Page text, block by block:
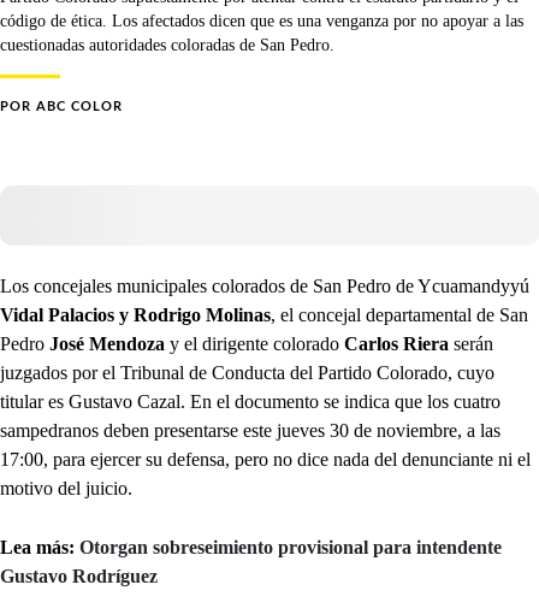
código de ética. Los afectados dicen que es una venganza por no apoyar a las
cuestionadas autoridades coloradas de San Pedro.
POR ABC COLOR
Los concejales municipales colorados de San Pedro de Ycuamandyyú
Vidal Palacios y Rodrigo Molinas, el concejal departamental de San
Pedro José Mendoza y el dirigente colorado Carlos Riera serán
juzgados por el Tribunal de Conducta del Partido Colorado, cuyo
titular es Gustavo Cazal. En el documento se indica que los cuatro
sampedranos deben presentarse este jueves 30 de noviembre, a las
17:00, para ejercer su defensa, pero no dice nada del denunciante ni el
motivo del juicio.
Lea más: Otorgan sobreseimiento provisional para intendente
Gustavo Rodríguez